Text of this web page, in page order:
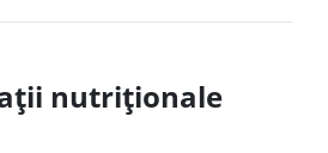
nutriționale